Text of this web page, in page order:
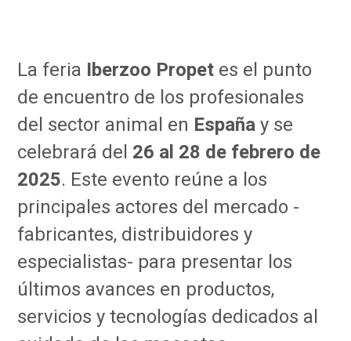
La feria Iberzoo Propet es el punto
de encuentro de los profesionales
del sector animal en Españay se
celebrará del 26 al 28 de febrero de
2025. Este evento reúne a los
principales actores del mercado -
fabricantes, distribuidores y
especialistas- para presentar los
últimos avances en productos,
servicios y tecnologías dedicados al